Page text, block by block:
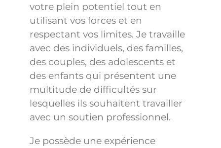
votre plein potentiel tout en
utilisant vos forces et en
respectant vos limites. Je travaille
avec des individuels, des familles,
des couples, des adolescents et
des enfants qui présentent une
multitude de difficultés sur
lesquelles ils souhaitent travailler
avec un soutien professionnel.
Je possède une expérience